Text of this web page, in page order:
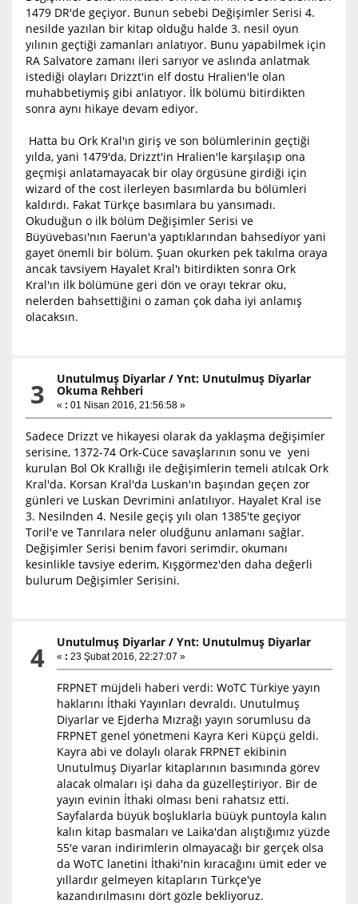
1479 DR'de geçiyor. Bunun sebebi Değişimler Serisi 4.
nesilde yazılan bir kitap olduğu halde 3. nesil oyun
yılının geçtiği zamanları anlatıyor. Bunu yapabilmek için
RA Salvatore zamanı ileri sarıyor ve aslında anlatmak
istediği olayları Drizzt'in elf dostu Hralien'le olan
muhabbetiymiş gibi anlatıyor. İlk bölümü bitirdikten
sonra aynı hikaye devam ediyor.
Hatta bu Ork Kral'ın giriş ve son bölümlerinin geçtiği
yılda, yani 1479'da, Drizzt'in Hralien'le karşılaşıp ona
geçmişi anlatamayacak bir olay örgüsüne girdiği için
wizard of the cost ilerleyen basımlarda bu bölümleri
kaldırdı. Fakat Türkçe basımlara bu yansımadı.
Okuduğun o ilk bölüm Değişimler Serisi ve
Büyüvebası'nın Faerun'a yaptıklarından bahsediyor yani
gayet önemli bir bölüm. Şuan okurken pek takılma oraya
ancak tavsiyem Hayalet Kral'ı bitirdikten sonra Ork
Kral'ın ilk bölümüne geri dön ve orayı tekrar oku,
nelerden bahsettiğini o zaman çok daha iyi anlamış
olacaksın.
3 Unutulmuş Diyarlar /Ynt: Unutulmuş Diyarlar
Okuma Rehberi
« : 01 Nisan 2016, 21:56:58 »
Sadece Drizzt ve hikayesi olarak da yaklaşma değişimler
serisine, 1372-74 Ork-Cüce savaşlarının sonu ve yeni
kurulan Bol Ok Krallığı ile değişimlerin temeli atılcak Ork
Kral'da. Korsan Kral'da Luskan'ın başından geçen zor
günleri ve Luskan Devrimini anlatılıyor. Hayalet Kral ise
3. Nesilnden 4. Nesile geçiş yılı olan 1385'te geçiyor
Toril'e ve Tanrılara neler oludğunu anlamanı sağlar.
Değişimler Serisi benim favori serimdir, okumanı
kesinlikle tavsiye ederim, Kışgörmez'den daha değerli
bulurum Değişimler Serisini.
4 Unutulmuş Diyarlar /Ynt: Unutulmuş Diyarlar
« : 23 Şubat 2016, 22:27:07 »
FRPNET müjdeli haberi verdi: WoTC Türkiye yayın
haklarını İthaki Yayınları devraldı. Unutulmuş
Diyarlar ve Ejderha Mızrağı yayın sorumlusu da
FRPNET genel yönetmeni Kayra Keri Küpçü geldi.
Kayra abi ve dolaylı olarak FRPNET ekibinin
Unutulmuş Diyarlar kitaplarının basımında görev
alacak olmaları işi daha da güzelleştiriyor. Bir de
yayın evinin İthaki olması beni rahatsız etti.
Sayfalarda büyük boşluklarla büüyk puntoyla kalın
kalın kitap basmaları ve Laika'dan alıştığımız yüzde
55'e varan indirimlerin olmayacağı bir gerçek olsa
da WoTC lanetini İthaki'nin kıracağını ümit eder ve
yıllardır gelmeyen kitapların Türkçe'ye
kazandırılmasını dört gözle bekliyoruz.